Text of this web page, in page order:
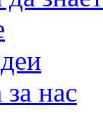
нас